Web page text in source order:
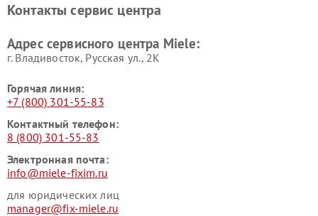
Miele
Miele
пылесосов Miele
Контакты сервис центра
Адрес сервисного центра Miele:
г. Владивосток, Русская ул., 2К
Горячая линия:
+7 (800) 301-55-83
Контактный телефон:
8 (800) 301-55-83
Электронная почта:
info@miele-fixim.ru
для юридических лиц
manager@fix-miele.ru